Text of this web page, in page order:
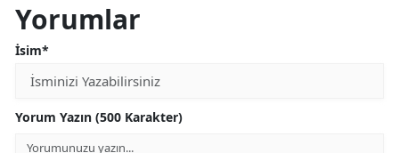
Yorumlar
İsim*
Yorum Yazın (500 Karakter)